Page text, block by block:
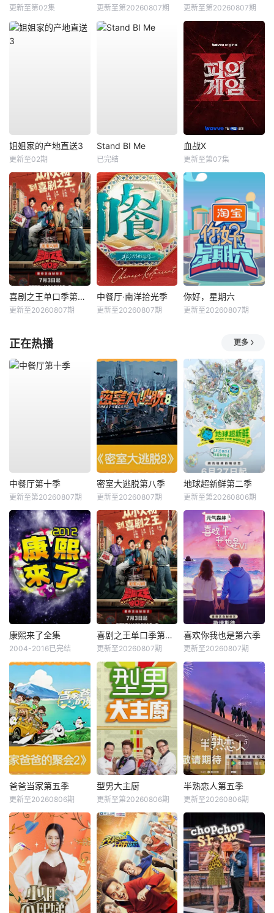
更新至第02集 更新至第20260807期 更新至第20260807期
姐姐家的产地直送3
更新至02期
Stand BI Me
已完结
血战X
更新至第07集
喜剧之王单口季第三季
更新至20260807期
中餐厅·南洋拾光季
更新至20260807期
你好，星期六
更新至20260807期
正在热播 更多
中餐厅第十季
更新至第20260807期
密室大逃脱第八季
更新至20260807期
地球超新鲜第二季
更新至第20260806期
康熙来了全集
2004-2016已完结
喜剧之王单口季第三季
更新至20260807期
喜欢你我也是第六季
更新至20260807期
爸爸当家第五季
更新至20260806期
型男大主厨
更新至第20260806期
半熟恋人第五季
更新至20260806期